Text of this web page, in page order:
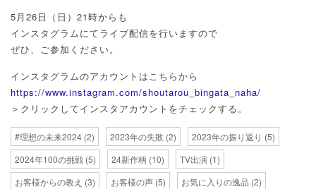
5月26日（日）21時からも
インスタグラムにてライブ配信を行いますので
ぜひ、ご参加ください。
インスタグラムのアカウントはこちらから
https://www.instagram.com/shoutarou_bingata_naha/
＞クリックしてインスタアカウントをチェックする。
#理想の未来2024 (2) 2023年の失敗 (2) 2023年の振り返り (5)
2024年100の挑戦 (5) 24新作柄 (10) TV出演 (1)
お客様からの教え (3) お客様の声 (5) お気に入りの逸品 (2)